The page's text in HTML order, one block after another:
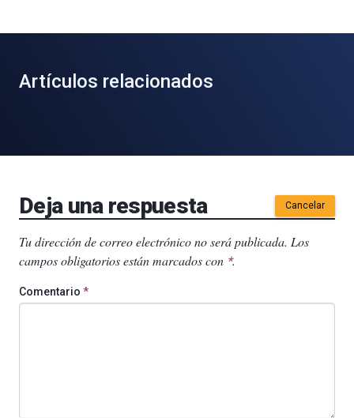
Artículos relacionados
Deja una respuesta Cancelar
Tu dirección de correo electrónico no será publicada. Los
campos obligatorios están marcados con *.
Comentario *